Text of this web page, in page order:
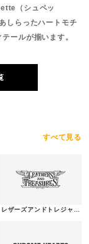
（シュペッ
しらったハートモチ
ールが揃います。
すべて見る
レザーズアンドトレジャー